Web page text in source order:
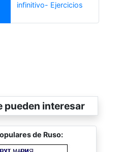
infinitivo- Ejercicios
pueden interesar
de Ruso: